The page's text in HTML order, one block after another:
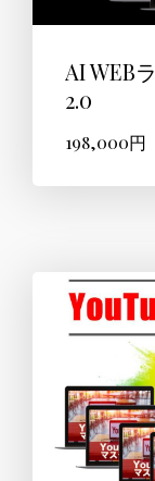
AI WEB
2.0
198,000円